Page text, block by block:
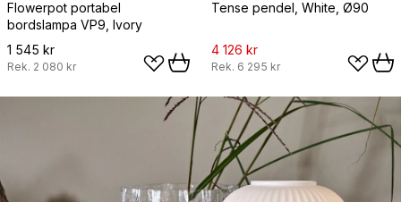
Flowerpot portabel
bordslampa VP9, Ivory
1 545 kr
Rek. 2 080 kr
Tense pendel, White, Ø90
4 126 kr
Rek. 6 295 kr
1 159 kr